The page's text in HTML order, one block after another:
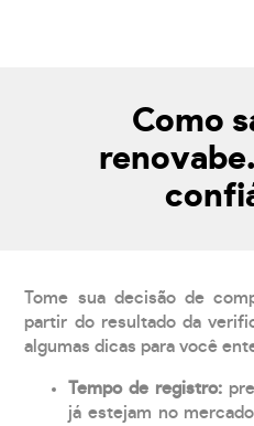
Como
Tome sua decisão de
partir do resultado da
algumas dicas para você
Tempo de registro:
já estejam no